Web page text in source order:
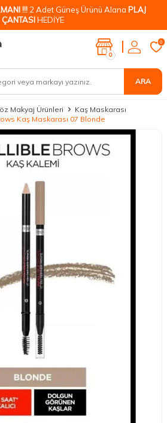
!!! 2 Adet Güneş Ürünü Alana PLAJ
ÇANTASIHEDİYE
ARA
0
0
Makyaj Ürünleri
Kaş Maskarası
Kaş Maskarası 07 Blonde